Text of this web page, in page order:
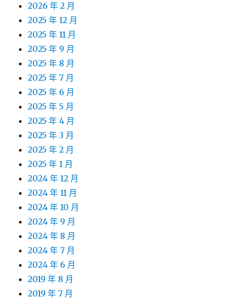
2026 年 2 月
2025 年 12 月
2025 年 11 月
2025 年 9 月
2025 年 8 月
2025 年 7 月
2025 年 6 月
2025 年 5 月
2025 年 4 月
2025 年 3 月
2025 年 2 月
2025 年 1 月
2024 年 12 月
2024 年 11 月
2024 年 10 月
2024 年 9 月
2024 年 8 月
2024 年 7 月
2024 年 6 月
2019 年 8 月
2019 年 7 月